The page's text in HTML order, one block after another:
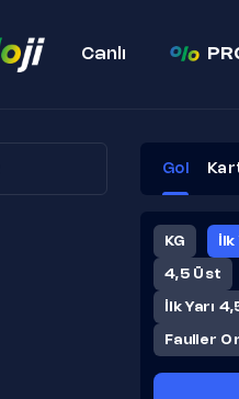
Canlı
Gol
KG
4,5 Üst
İlk Yarı
Fauller